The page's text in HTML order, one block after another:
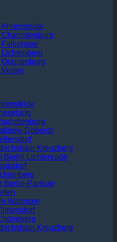
Ahrensfelde
Falkensee
Lichtenberg
Döberitz
Kreuzberg
Berlin Lichtenrade
Berlin-Pankow
Wannsee
Kreuzberg